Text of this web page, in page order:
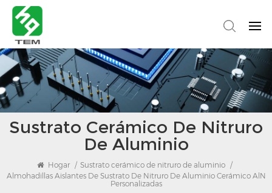
Sustrato Cerámico De Nitruro
De Aluminio
Hogar / Sustrato cerámico de nitruro de aluminio
/
Almohadillas Aislantes De Sustrato De Nitruro De Aluminio Cerámico AlN
Personalizadas